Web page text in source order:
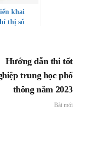
khai
thị số
cường triển
xây dựng
đường
Hướng dẫn thi tốt
trung học phổ
thông năm 2023
Bài mới